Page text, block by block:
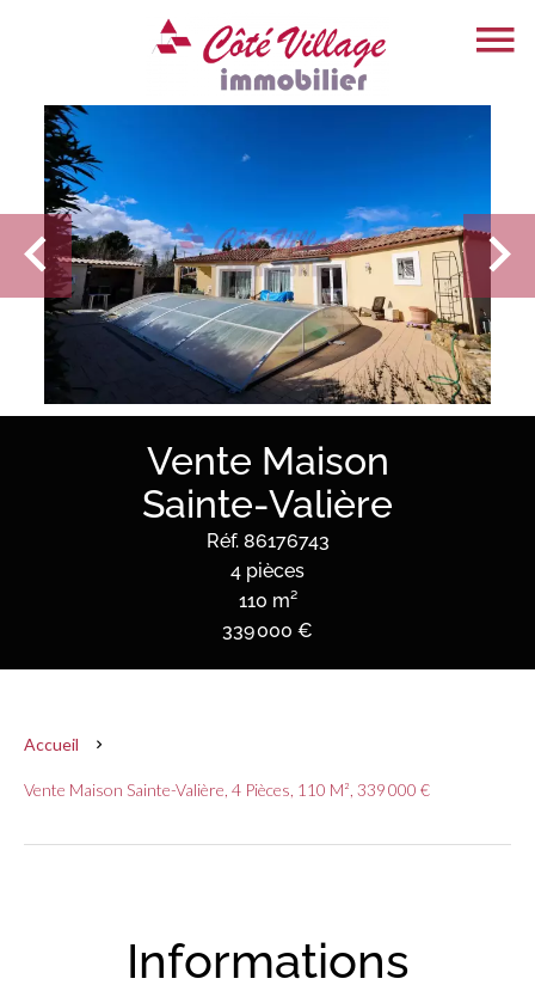
Vente Maison
Sainte-Valière
Réf. 86176743
4 pièces
110 m²
339 000 €
Accueil
Vente Maison Sainte-Valière, 4 Pièces, 110 M², 339 000 €
Informations